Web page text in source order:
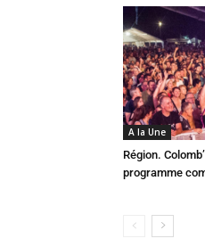
A la Une
Région.
programme